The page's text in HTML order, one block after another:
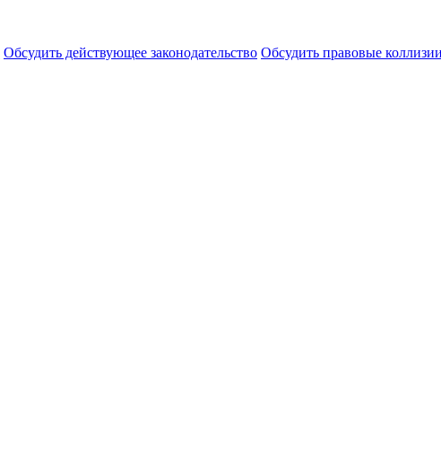
Обсудить действующее законодательство Обсудить правовые